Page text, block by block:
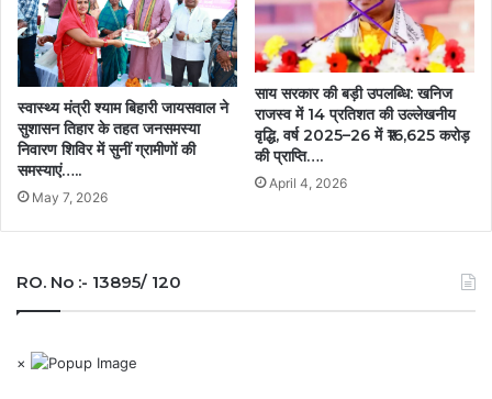
स्वास्थ्य मंत्री श्याम बिहारी जायसवाल ने
सुशासन तिहार के तहत जनसमस्या
निवारण शिविर में सुनीं ग्रामीणों की
समस्याएं…..
May 7, 2026
साय सरकार की बड़ी उपलब्धि: खनिज
राजस्व में 14 प्रतिशत की उल्लेखनीय
वृद्धि, वर्ष 2025–26 में ₹16,625 करोड़
की प्राप्ति….
April 4, 2026
RO. No :- 13895/ 120
×